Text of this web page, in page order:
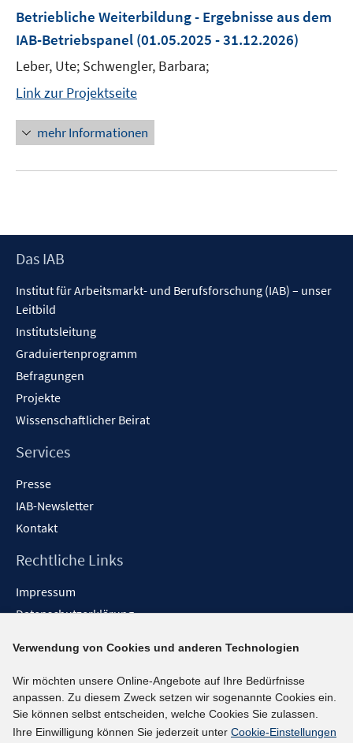
Betriebliche Weiterbildung - Ergebnisse aus dem
IAB-Betriebspanel (01.05.2025 - 31.12.2026)
Leber, Ute; Schwengler, Barbara;
Link zur Projektseite
mehr Informationen
Footer
Das IAB
Institut für Arbeitsmarkt- und Berufsforschung (IAB) – unser
Leitbild
Institutsleitung
Graduiertenprogramm
Befragungen
Projekte
Wissenschaftlicher Beirat
Services
Presse
IAB-Newsletter
Kontakt
Rechtliche Links
Impressum
Datenschutzerklärung
Barrieren melden
Social-Media-Kanäle
BlueSky
Verwendung von Cookies und anderen Technologien
Wir möchten unsere Online-Angebote auf Ihre Bedürfnisse
anpassen. Zu diesem Zweck setzen wir sogenannte Cookies ein.
Sie können selbst entscheiden, welche Cookies Sie zulassen.
Ihre Einwilligung können Sie jederzeit unter Cookie-Einstellungen